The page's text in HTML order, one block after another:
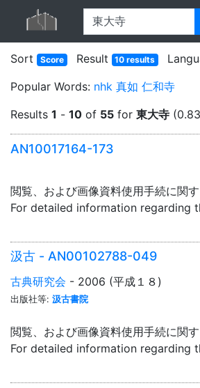
Sort
Score Result 10 results
Popular Words: nhk 真如 仁和寺
Results 1 - 10 of 55 for 東大寺
AN10017164-173
閲覧、および画像資料使用手続に関す
For detailed information regarding
汲古 - AN00102788-049
古典研究会 - 2006 (平成１８)
出版社等: 汲古書院
閲覧、および画像資料使用手続に関す
For detailed information regarding